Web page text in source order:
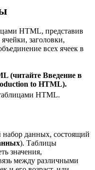
HTML, представив
заголовки,
всех ячеек в
(читайте Введение в
to HTML).
HTML.
данных, состоящий
). Таблицы
значения,
между различными